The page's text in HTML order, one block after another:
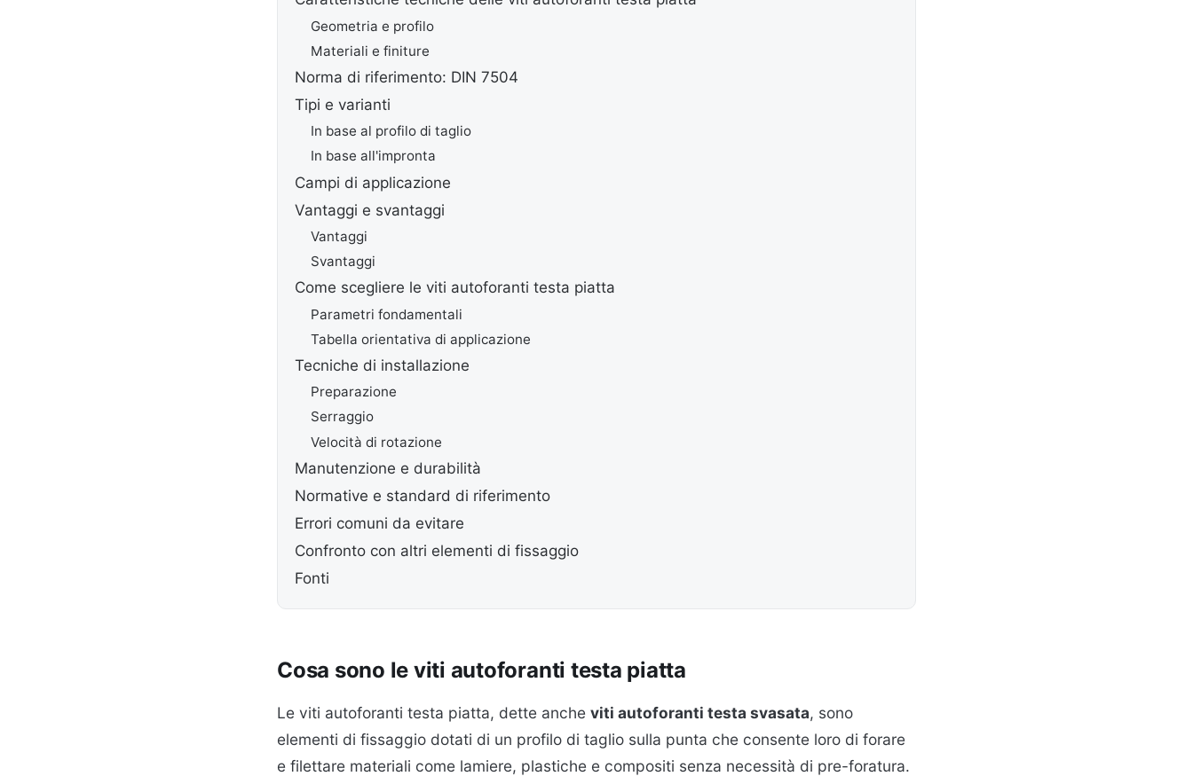
Geometria e profilo
Materiali e finiture
Norma di riferimento: DIN 7504
Tipi e varianti
In base al profilo di taglio
In base all'impronta
Campi di applicazione
Vantaggi e svantaggi
Vantaggi
Svantaggi
Come scegliere le viti autoforanti testa piatta
Parametri fondamentali
Tabella orientativa di applicazione
Tecniche di installazione
Preparazione
Serraggio
Velocità di rotazione
Manutenzione e durabilità
Normative e standard di riferimento
Errori comuni da evitare
Confronto con altri elementi di fissaggio
Fonti
Cosa sono le viti autoforanti testa piatta
Le viti autoforanti testa piatta, dette anche viti autoforanti testa svasata, sono
elementi di fissaggio dotati di un profilo di taglio sulla punta che consente loro di forare
e filettare materiali come lamiere, plastiche e compositi senza necessità di pre-foratura.